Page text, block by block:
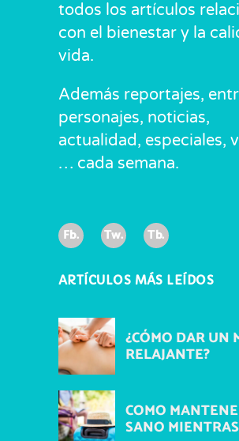
todos los artículos
con el bienestar y la
vida.
Además reportajes,
personajes, noticias,
actualidad, especiales,
… cada semana.
Fb. Tw. Tb.
ARTÍCULOS MÁS LEÍDOS
¿CÓMO DAR UN
RELAJANTE?
COMO
SANO